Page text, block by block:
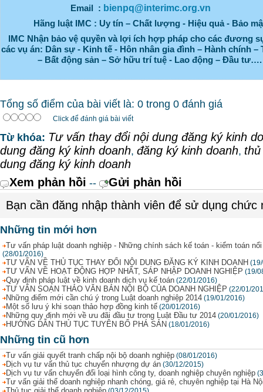
Email : bienpq@interimc.org.vn
Hãng luật IMC : Uy tín – Chất lượng - Hiệu quả - Bảo
IMC Nhận bảo vệ quyền và lợi ích hợp pháp cho các đương
các vụ án: Dân sự - Kinh tế - Hôn nhân gia đình – Hành chính –
– Bất động sản – Sở hữu trí tuệ - Lao động – Đầu tư….
Tổng số điểm của bài viết là: 0 trong 0 đánh giá
Click để đánh giá bài viết
Từ khóa: Tư vấn thay đổi nội dung đăng ký kinh
dung đăng ký kinh doanh, đăng ký kinh doanh,
dung đăng ký kinh doanh
Xem phản hồi --
Gửi phản hồi
Bạn cần đăng nhập thành viên để sử dụng chức
Những tin mới hơn
Tư vấn pháp luật doanh nghiệp - Những chính sách kế toán - kiểm toán
(28/01/2016)
TƯ VẤN VỀ THỦ TỤC THAY ĐỔI NỘI DUNG ĐĂNG KÝ KINH DOANH
TƯ VẤN VỀ HOẠT ĐỘNG HỢP NHẤT, SÁP NHẬP DOANH NGHIỆP (19/
Quy định pháp luật về kinh doanh dịch vụ kế toán (22/01/2016)
TƯ VẤN SOẠN THẢO VĂN BẢN NỘI BỘ CỦA DOANH NGHIỆP (22/01/
Những điểm mới cần chú ý trong Luật doanh nghiệp 2014 (19/01/2016)
Một số lưu ý khi soạn thảo hợp đồng kinh tế (20/01/2016)
Những quy định mới về ưu đãi đầu tư trong Luật Đầu tư 2014 (20/01/2016)
HƯỚNG DẪN THỦ TỤC TUYÊN BỐ PHÁ SẢN (18/01/2016)
Những tin cũ hơn
Tư vấn giải quyết tranh chấp nội bộ doanh nghiệp (08/01/2016)
Dịch vụ tư vấn thủ tục chuyển nhượng dự án (30/12/2015)
Dịch vụ tư vấn chuyển đổi loại hình công ty, doanh nghiệp chuyên nghiệp
Tư vấn giải thể doanh nghiệp nhanh chóng, giá rẻ, chuyên nghiệp tại Hà